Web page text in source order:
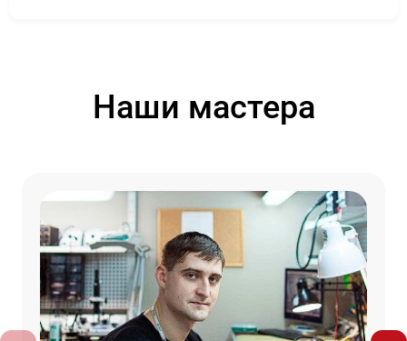
Наши мастера